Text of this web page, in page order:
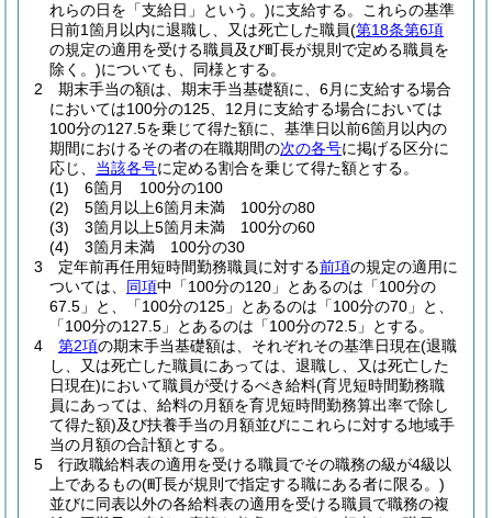
れらの日を「支給日」という。)に支給する。
これらの基準
日前1箇月以内に退職し、又は死亡した職員(第18条第6項
の規定の適用を受ける職員及び町長が規則で定める職員を
除く。)についても、同様とする。
2
期末手当の額は、期末手当基礎額に、6月に支給する場合
においては100分の125、12月に支給する場合においては
100分の127.5を乗じて得た額に、基準日以前6箇月以内の
期間におけるその者の在職期間の次の各号に掲げる区分に
応じ、 当該各号に定める割合を乗じて得た額とする。
(1)
6箇月 100分の100
(2)
5箇月以上6箇月未満 100分の80
(3)
3箇月以上5箇月未満 100分の60
(4)
3箇月未満 100分の30
3
定年前再任用短時間勤務職員に対する前項の規定の適用に
ついては、 同項中「100分の120」とあるのは「100分の
67.5」と、「100分の125」とあるのは「100分の70」と、
「100分の127.5」とあるのは「100分の72.5」とする。
4
第2項の期末手当基礎額は、それぞれその基準日現在(退職
し、又は死亡した職員にあっては、退職し、又は死亡した
日現在)において職員が受けるべき給料(育児短時間勤務職
員にあっては、給料の月額を育児短時間勤務算出率で除し
て得た額)及び扶養手当の月額並びにこれらに対する地域手
当の月額の合計額とする。
5
行政職給料表の適用を受ける職員でその職務の級が4級以
上であるもの(町長が規則で指定する職にある者に限る。)
並びに同表以外の各給料表の適用を受ける職員で職務の複